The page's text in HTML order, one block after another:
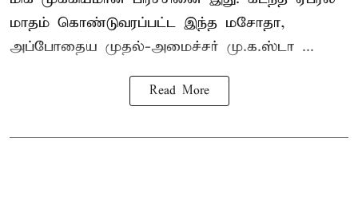
மாதம் கொண்டுவரப்பட்ட இந்த மசோதா,
அப்போதைய முதல்-அமைச்சர் மு.க.ஸ்டா ...
Read More